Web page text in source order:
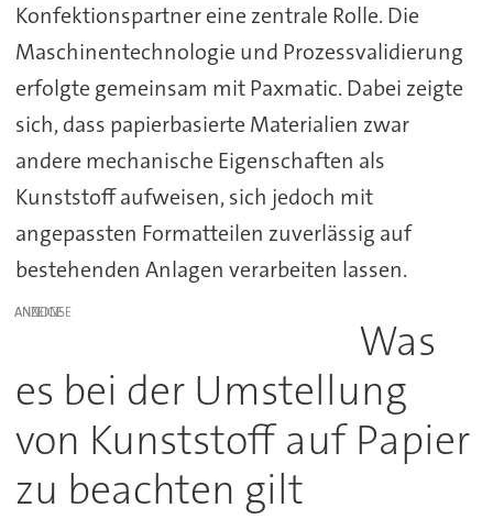
Konfektionspartner eine zentrale Rolle. Die
Maschinentechnologie und Prozessvalidierung
erfolgte gemeinsam mit Paxmatic. Dabei zeigte
sich, dass papierbasierte Materialien zwar
andere mechanische Eigenschaften als
Kunststoff aufweisen, sich jedoch mit
angepassten Formatteilen zuverlässig auf
bestehenden Anlagen verarbeiten lassen.
ANZEIGE
Was
es bei der Umstellung
von Kunststoff auf Papier
zu beachten gilt